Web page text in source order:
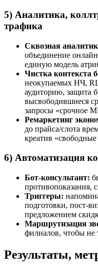
5) Аналитика,
трафика
Сквозная
объединение
единую модель
Чистка контекста
неокупаемых НЧ,
аудиторию, защита
высвободившиеся
запросы «срочное
Ремаркетинг
до прайса/слота
креатив «свободные
6) Автоматизация
Бот‑консультант:
противопоказания,
Триггеры:
подготовки, пост-
предложением
Маршрутизация
филиалов, чтобы не
Результаты,